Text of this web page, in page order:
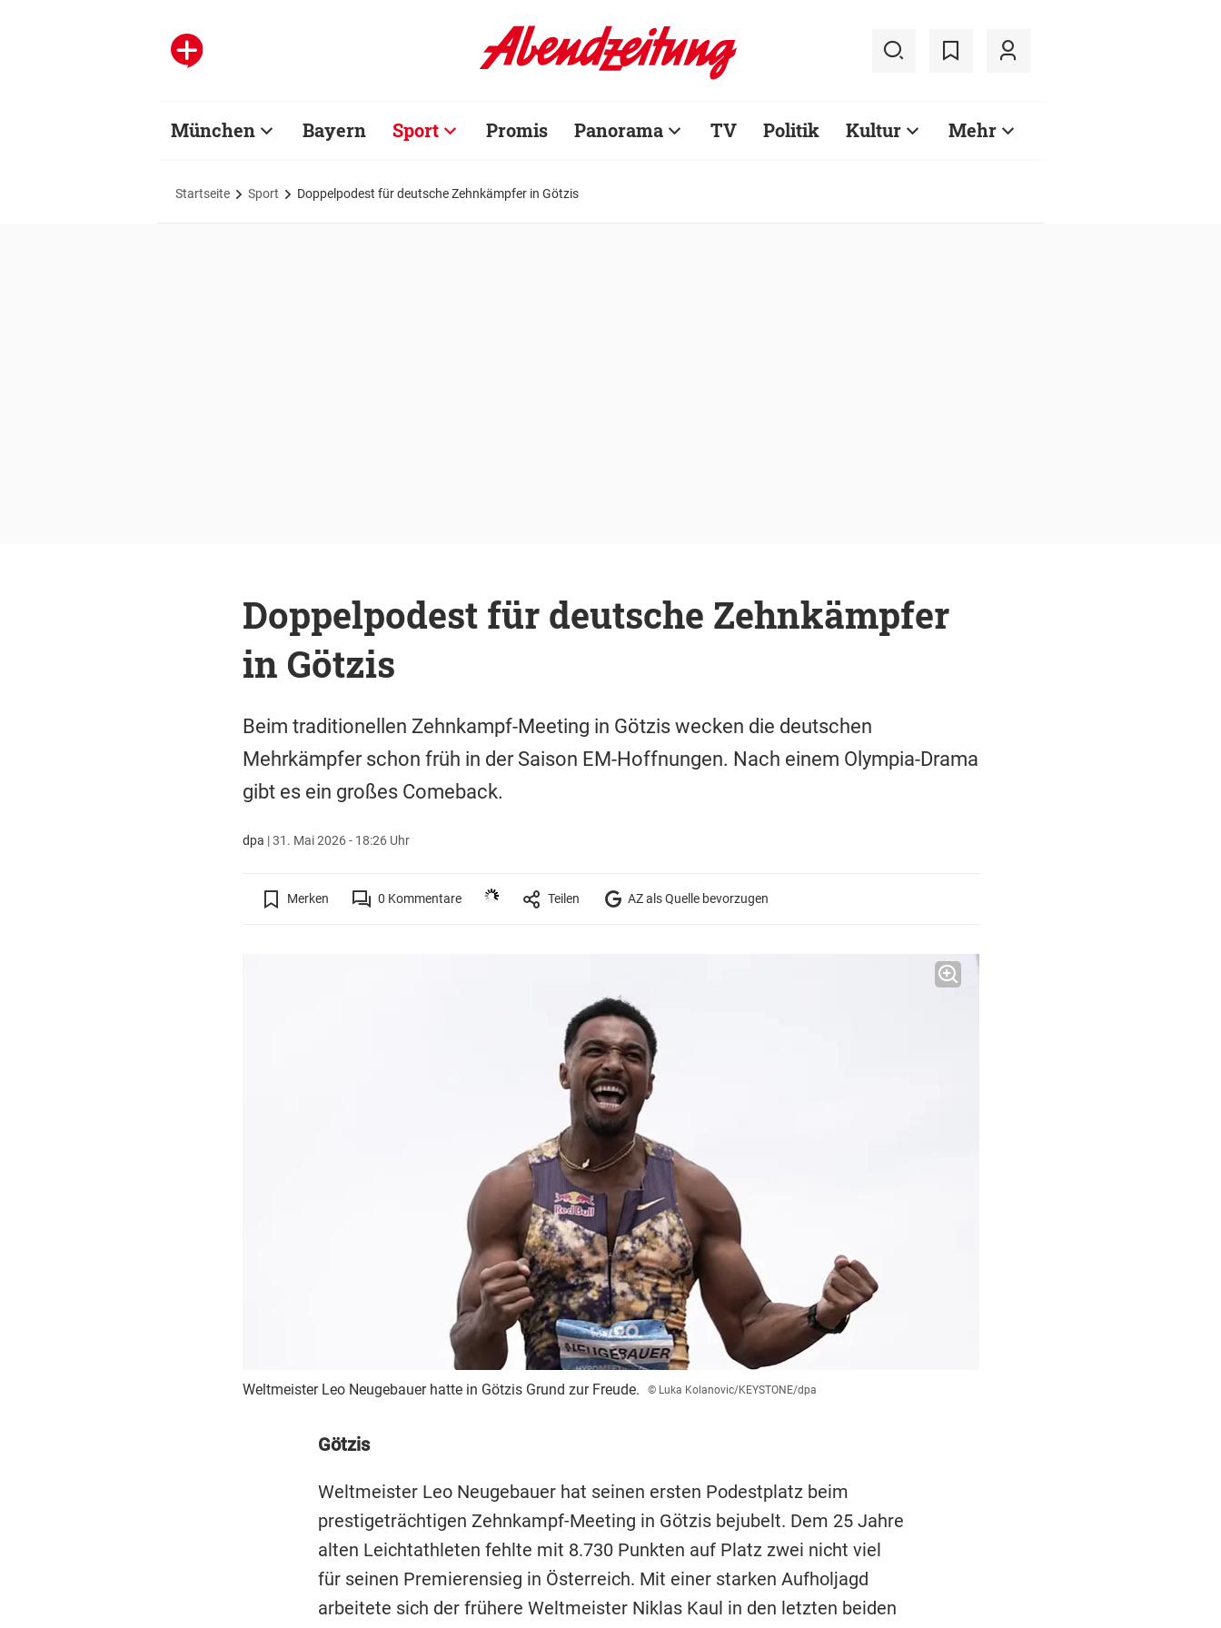
München Bayern Sport Promis Panorama TV Politik Kultur Mehr
Startseite Sport Doppelpodest für deutsche Zehnkämpfer in Götzis
Doppelpodest für deutsche Zehnkämpfer
in Götzis
Beim traditionellen Zehnkampf-Meeting in Götzis wecken die deutschen
Mehrkämpfer schon früh in der Saison EM-Hoffnungen. Nach einem Olympia-Drama
gibt es ein großes Comeback.
dpa |31. Mai 2026 - 18:26 Uhr
Merken 0 Kommentare Teilen AZ als Quelle bevorzugen
Weltmeister Leo Neugebauer hatte in Götzis Grund zur Freude. © Luka Kolanovic/KEYSTONE/dpa
Götzis
Weltmeister Leo Neugebauer hat seinen ersten Podestplatz beim
prestigeträchtigen Zehnkampf-Meeting in Götzis bejubelt. Dem 25 Jahre
alten Leichtathleten fehlte mit 8.730 Punkten auf Platz zwei nicht viel
für seinen Premierensieg in Österreich. Mit einer starken Aufholjagd
arbeitete sich der frühere Weltmeister Niklas Kaul in den letzten beiden